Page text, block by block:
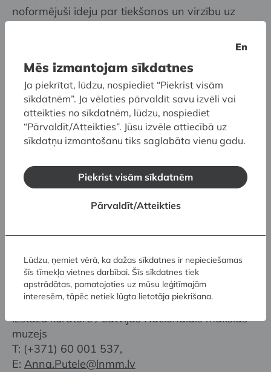
noformējuši ideju par tiekšanos un virzību uz
augšu, ne tikai lakoniski atklājot Latvijas Bankas
panākumiem tagadnē.
Baudiet ziemu, priecājieties par “MŪSU SAULI”,
iemūžiniet mirkli fotogrāfijā, dalieties ar to vai
iesūtiet mums!
Izstāde “VĒRTĪBU ZĪMES” ir skatāma līdz 15.
Papildu informācija:
Anna Pūtele, fotogrāfiju konkursa koordinatore,
izstāžu kuratore / Latvijas Nacionālais mākslas
muzejs
T: (+371) 60 001 537,
E: Anna.Putele@lnmm.lv
En
Mēs izmantojam sīkdatnes
Ja piekrītat, lūdzu, nospiediet “Piekrist visām
sīkdatnēm”. Ja vēlaties pārvaldīt savu izvēli vai
atteikties no sīkdatnēm, lūdzu, nospiediet
“Pārvaldīt/Atteikties”. Jūsu izvēle attiecībā uz
sīkdatņu izmantošanu tiks saglabāta vienu gadu.
Piekrist visām sīkdatnēm
Pārvaldīt/Atteikties
Lūdzu, ņemiet vērā, ka dažas sīkdatnes ir nepieciešamas
šīs tīmekļa vietnes darbībai. Šīs sīkdatnes tiek
apstrādātas, pamatojoties uz mūsu leģitīmajām
interesēm, tāpēc netiek lūgta lietotāja piekrišana.